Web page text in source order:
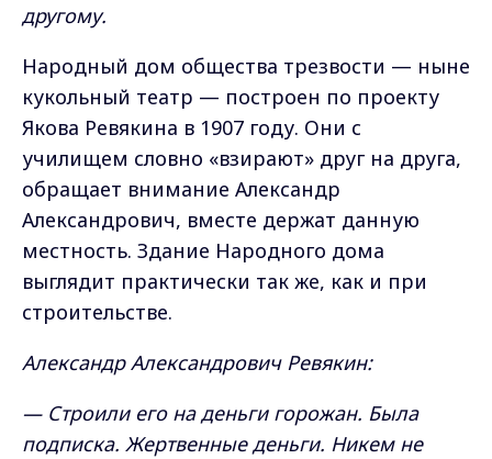
другому.
Народный дом общества трезвости — ныне
кукольный театр — построен по проекту
Якова Ревякина в 1907 году. Они с
училищем словно «взирают» друг на друга,
обращает внимание Александр
Александрович, вместе держат данную
местность. Здание Народного дома
выглядит практически так же, как и при
строительстве.
Александр Александрович Ревякин:
— Строили его на деньги горожан. Была
подписка. Жертвенные деньги. Никем не